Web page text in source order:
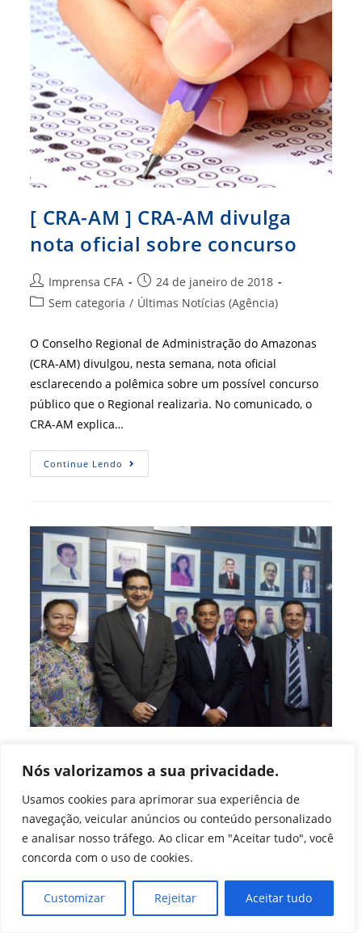
Nós valorizamos a sua privacidade.
Usamos cookies para aprimorar sua experiência de
navegação, veicular anúncios ou conteúdo personalizado
e analisar nosso tráfego. Ao clicar em "Aceitar tudo", você
concorda com o uso de cookies.
Customizar Rejeitar Aceitar tudo
[ CRA-AM ] CRA-AM divulga
nota oficial sobre concurso
Autor
do
Imprensa CFA
Post
publicado:
24 de janeiro de 2018
Categoria
Sem categoria / Últimas Notícias (Agência)
O Conselho Regional de Administração do Amazonas
(CRA-AM) divulgou, nesta semana, nota oficial
esclarecendo a polêmica sobre um possível concurso
público que o Regional realizaria. No comunicado, o
CRA-AM explica…
Continue Lendo
CRA-
Divulga
Nota
Oficial
Sobre
Concurso
eleitos para o quadriênio
2017/2020 são diplomados na
sede do CRA-AM
publicado:
Categoria
do
Sem categoria Últimas Notícias (Agência)